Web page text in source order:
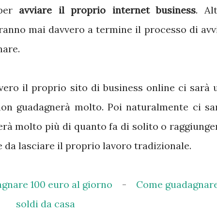
avviare il proprio internet business.
mai davvero a termine il processo di
il proprio sito di business online ci sarà
guadagnerà molto. Poi naturalmente ci
molto più di quanto fa di solito o
lasciare il proprio lavoro tradizionale.
100 euro al giorno - Come
soldi da casa